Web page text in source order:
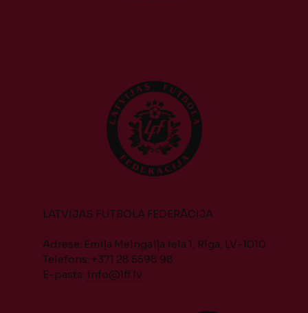
LATVIJAS FUTBOLA FEDERĀCIJA
Adrese: Emiļa Melngaiļa iela 1, Rīga, LV-1010
Telefons: +371 28 5598 98
E-pasts: info@lff.lv